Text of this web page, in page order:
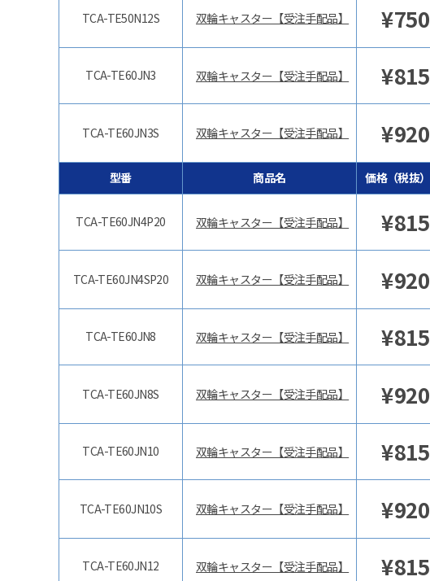
TCA-TE50N12S 双輪キャスター【受注手配品】 ¥750
TCA-TE60JN3 双輪キャスター【受注手配品】 ¥815
TCA-TE60JN3S 双輪キャスター【受注手配品】 ¥920
型番 商品名 価格（税抜）
TCA-TE60JN4P20 双輪キャスター【受注手配品】 ¥815
TCA-TE60JN4SP20 双輪キャスター【受注手配品】 ¥920
TCA-TE60JN8 双輪キャスター【受注手配品】 ¥815
TCA-TE60JN8S 双輪キャスター【受注手配品】 ¥920
TCA-TE60JN10 双輪キャスター【受注手配品】 ¥815
TCA-TE60JN10S 双輪キャスター【受注手配品】 ¥920
TCA-TE60JN12 双輪キャスター【受注手配品】 ¥815